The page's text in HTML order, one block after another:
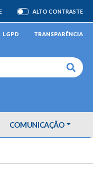
ATIVAR/DESATIVAR
ALTO CONTRASTE
LGPD TRANSPARÊNCIA
Buscar
COMUNICAÇÃO